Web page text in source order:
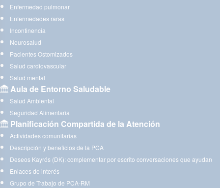
Enfermedad pulmonar
Enfermedades raras
Incontinencia
Neurosalud
Pacientes Ostomizados
Salud cardiovascular
Salud mental
Aula de Entorno Saludable
Salud Ambiental
Seguridad Alimentaria
Planificación Compartida de la Atención
Actividades comunitarias
Descripción y beneficios de la PCA
Deseos Kayrós (DK): complementar por escrito conversaciones que ayudan
Enlaces de interés
Grupo de Trabajo de PCA-RM